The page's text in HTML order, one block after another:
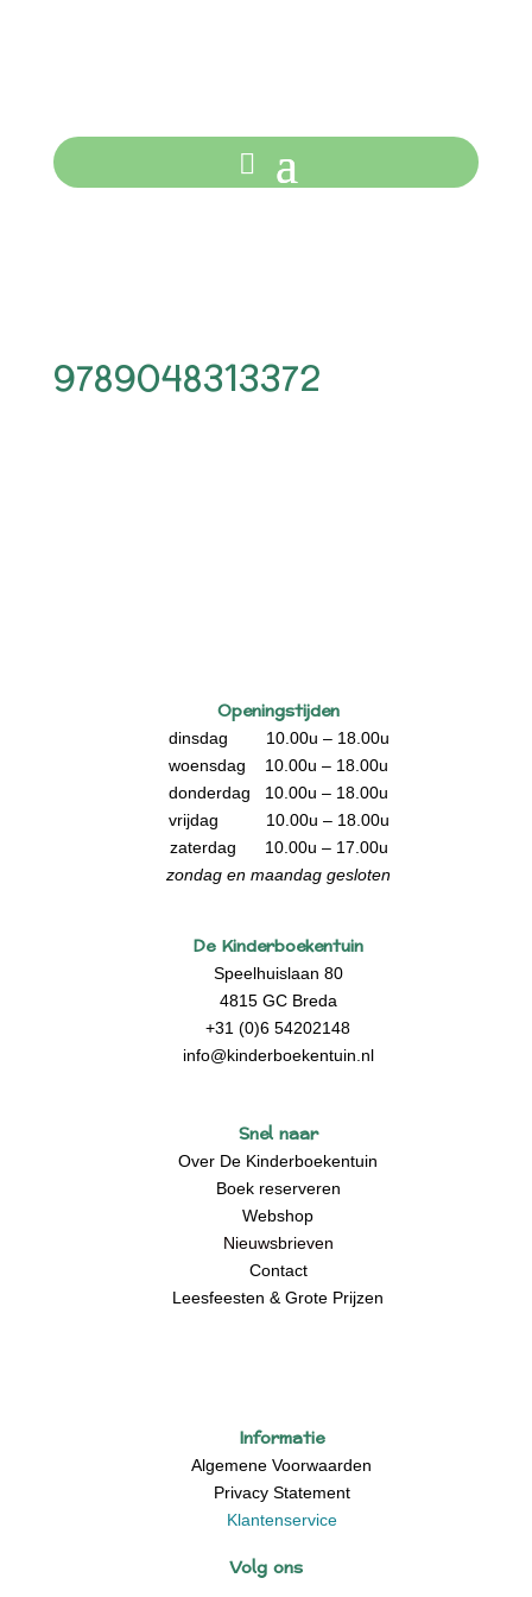
9789048313372
Openingstijden
dinsdag 10.00u – 18.00u
woensdag 10.00u – 18.00u
donderdag 10.00u – 18.00u
vrijdag 10.00u – 18.00u
zaterdag 10.00u – 17.00u
zondag en maandag gesloten
De Kinderboekentuin
Speelhuislaan 80
4815 GC Breda
+31 (0)6 54202148
info@kinderboekentuin.nl
Snel naar
Over De Kinderboekentuin
Boek reserveren
Webshop
Nieuwsbrieven
Contact
Leesfeesten & Grote Prijzen
Informatie
Algemene Voorwaarden
Privacy Statement
Klantenservice
Volg ons